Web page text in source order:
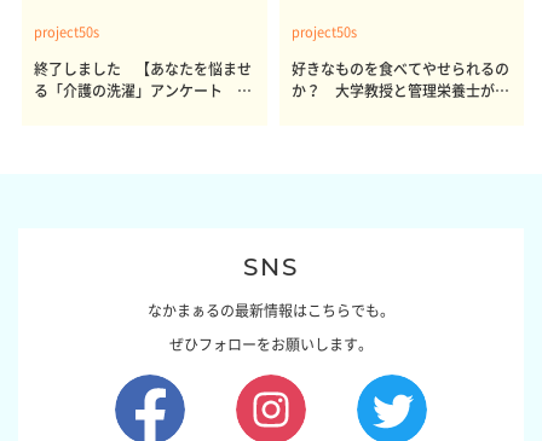
project50s
終了しました 【あなたを悩ませ
る「介護の洗濯」アンケート 体
project50s
好きなものを食べてやせられるの
か？ 大学教授と管理栄養士が出
SNS
なかまぁるの最新情報はこちらでも。
ぜひフォローをお願いします。